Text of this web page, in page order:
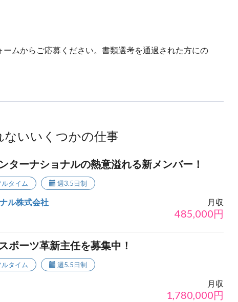
ムからご応募ください。書類選考を通過された方にの
いいくつかの仕事
ターナショナルの熱意溢れる新メンバー！
ルタイム 週3.5日制
ル株式会社
月収
485,000円
ポーツ革新主任を募集中！
ルタイム 週5.5日制
月収
1,780,000円